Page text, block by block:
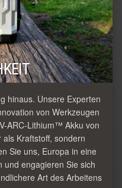
hinaus. Unsere Experten
von Werkzeugen
ARC-Lithium™ Akku von
Kraftstoff, sondern
Sie uns, Europa in eine
engagieren Sie sich
Art des Arbeitens